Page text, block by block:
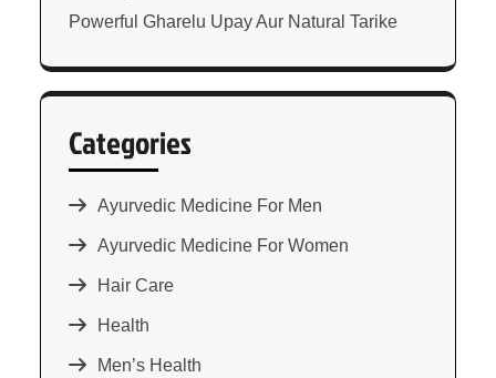
Powerful Gharelu Upay Aur Natural Tarike
Categories
Ayurvedic Medicine For Men
Ayurvedic Medicine For Women
Hair Care
Health
Men’s Health